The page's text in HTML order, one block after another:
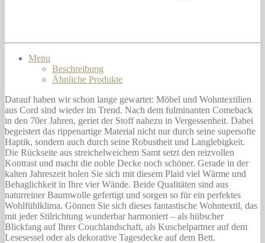
Menu
Beschreibung
Ähnliche Produkte
Darauf haben wir schon lange gewartet: Möbel und Wohntextilien
aus Cord sind wieder im Trend. Nach dem fulminanten Comeback
in den 70er Jahren, geriet der Stoff nahezu in Vergessenheit. Dabei
begeistert das rippenartige Material nicht nur durch seine supersofte
Haptik, sondern auch durch seine Robustheit und Langlebigkeit.
Die Rückseite aus streichelweichem Samt setzt den reizvollen
Kontrast und macht die noble Decke noch schöner. Gerade in der
kalten Jahreszeit holen Sie sich mit diesem Plaid viel Wärme und
Behaglichkeit in Ihre vier Wände. Beide Qualitäten sind aus
naturreiner Baumwolle gefertigt und sorgen so für ein perfektes
Wohlfühlklima. Gönnen Sie sich dieses fantastische Wohntextil, das
mit jeder Stilrichtung wunderbar harmoniert – als hübscher
Blickfang auf Ihrer Couchlandschaft, als Kuschelpartner auf dem
Lesesessel oder als dekorative Tagesdecke auf dem Bett.